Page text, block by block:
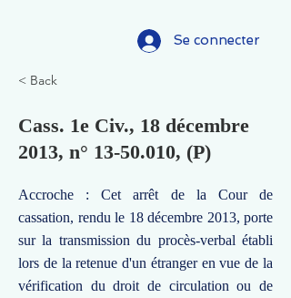
Se connecter
< Back
Cass. 1e Civ., 18 décembre
2013, n° 13-50.010, (P)
Accroche : Cet arrêt de la Cour de
cassation, rendu le 18 décembre 2013, porte
sur la transmission du procès-verbal établi
lors de la retenue d'un étranger en vue de la
vérification du droit de circulation ou de